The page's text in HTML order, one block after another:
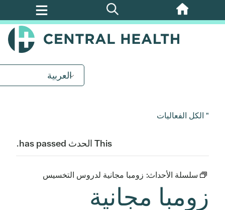
تخطي
العربية
" الكل الفعاليات
This الحدث has passed.
سلسلة الأحداث: زومبا مجانية لدروس التخسيس
زومبا مجانية